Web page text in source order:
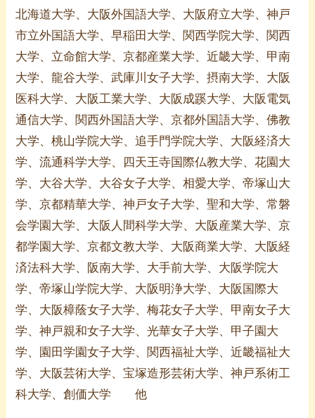
北海道大学、大阪外国語大学、大阪府立大学、神戸
市立外国語大学、早稲田大学、関西学院大学、関西
大学、立命館大学、京都産業大学、近畿大学、甲南
大学、龍谷大学、武庫川女子大学、摂南大学、大阪
医科大学、大阪工業大学、大阪成蹊大学、大阪電気
通信大学、関西外国語大学、京都外国語大学、佛教
大学、桃山学院大学、追手門学院大学、大阪経済大
学、流通科学大学、四天王寺国際仏教大学、花園大
学、大谷大学、大谷女子大学、相愛大学、帝塚山大
学、京都精華大学、神戸女子大学、聖和大学、常磐
会学園大学、大阪人間科学大学、大阪産業大学、京
都学園大学、京都文教大学、大阪商業大学、大阪経
済法科大学、阪南大学、大手前大学、大阪学院大
学、帝塚山学院大学、大阪明浄大学、大阪国際大
学、大阪樟蔭女子大学、梅花女子大学、甲南女子大
学、神戸親和女子大学、光華女子大学、甲子園大
学、園田学園女子大学、関西福祉大学、近畿福祉大
学、大阪芸術大学、宝塚造形芸術大学、神戸系術工
科大学、創価大学 他